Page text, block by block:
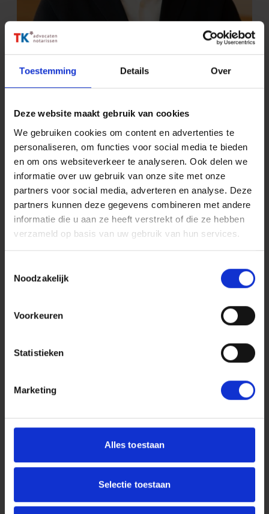
Toestemming Details Over
Deze website maakt gebruik van cookies
We gebruiken cookies om content en advertenties te
personaliseren, om functies voor social media te bieden
en om ons websiteverkeer te analyseren. Ook delen we
informatie over uw gebruik van onze site met onze
partners voor social media, adverteren en analyse. Deze
partners kunnen deze gegevens combineren met andere
informatie die u aan ze heeft verstrekt of die ze hebben
verzameld op basis van uw gebruik van hun services.
Noodzakelijk
Voorkeuren
Statistieken
Marketing
Alles toestaan
Selectie toestaan
Advocaat